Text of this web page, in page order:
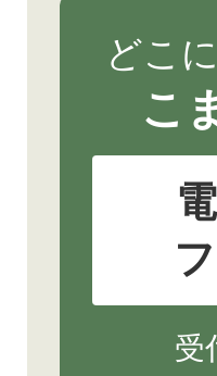
どこ
こ
受